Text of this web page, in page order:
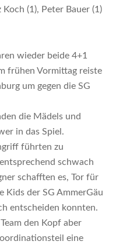
(1), Peter Bauer (1)
wieder beide 4+1
frühen Vormittag reiste
um gegen die SG
die Mädels und
in das Spiel.
führten zu
schwach
schafften es, Tor für
Kids der SG AmmerGäu
entscheiden konnten.
den Kopf aber
eine